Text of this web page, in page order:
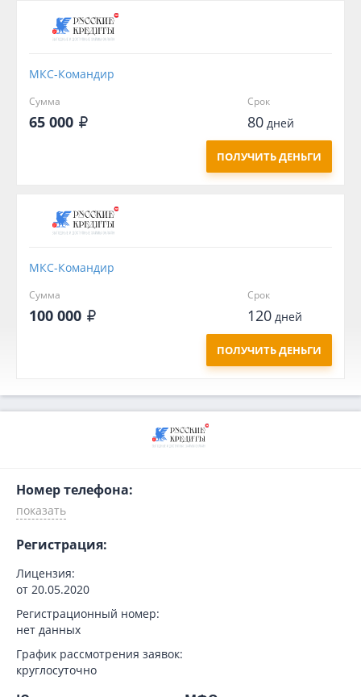
МКС-Командир
Сумма
65 000
Срок
80дней
ПОЛУЧИТЬ ДЕНЬГИ
МКС-Командир
Сумма
100 000
Срок
120дней
ПОЛУЧИТЬ ДЕНЬГИ
Номер телефона:
Регистрация:
Лицензия:
от 20.05.2020
Регистрационный номер:
нет данных
График рассмотрения заявок:
круглосуточно